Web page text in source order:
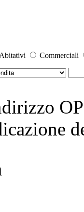
Abitativi Commerciali